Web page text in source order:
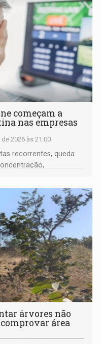
começam a
nas empresas
2026 às 21:00
recorrentes, queda
árvores não
área